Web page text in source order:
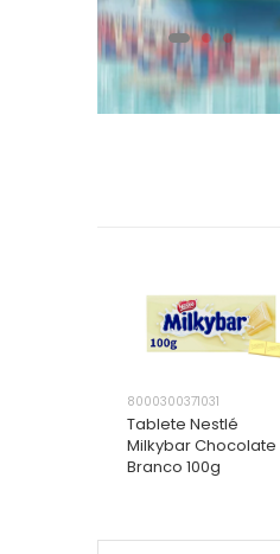
8000300371031
Tablete Nestlé
Milkybar Chocolate
Branco 100g